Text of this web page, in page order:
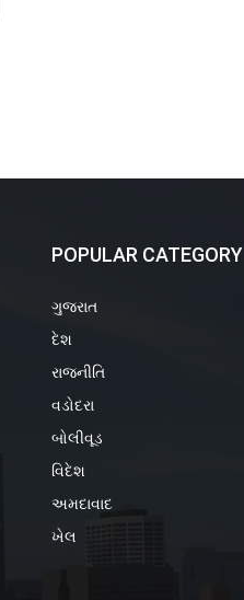
POPULAR CATEGORY
ગુજરાત
દેશ
રાજનીતિ
વડોદરા
બોલીવૂડ
વિદેશ
અમદાવાદ
ખેલ